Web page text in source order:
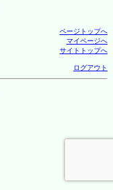
ページトップへ
マイページへ
サイトトップへ
ログアウト